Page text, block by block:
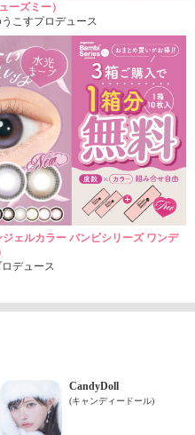
ーズミー）
こすプロデュース
ェルカラー バンビシリーズ ワンデ
デュース